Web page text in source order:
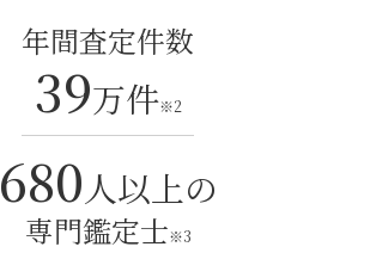
年間査定件数
39万件※2
680人以上の
専門鑑定士※3